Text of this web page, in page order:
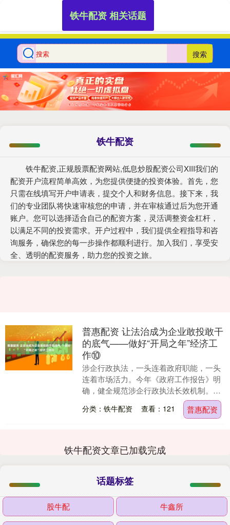
搜索
铁牛配资
铁牛配资,正规股票配资网站,低息炒股配资公司XIII‌我们的
配资开户流程简单高效，为您提供便捷的投资体验。首先，您
只需在线填写开户申请表，提交个人和财务信息。接下来，我
们的专业团队将快速审核您的申请，并在审核通过后为您开通
账户。您可以选择适合自己的配资方案，灵活调整资金杠杆，
以满足不同的投资需求。开户过程中，我们提供全程指导和咨
询服务，确保您的每一步操作都顺利进行。加入我们，享受安
全、透明的配资服务，助力您的投资之旅。
铁牛配资 相关话题
普惠配资 让法治成为企业敢投敢干
的底气——做好“开局之年”经济工
作⑩
涉企行政执法，一头连着政府职能，一头
连着市场活力。今年《政府工作报告》明
确，健全规范涉企行政执法长效机制。从
个案纠偏向类案规范，从问题整治向机制
完善，我国正以系....
分类：铁牛配资 查看：121 普惠配资
铁牛配资文章已加载完成
话题标签
股牛配 牛鑫所